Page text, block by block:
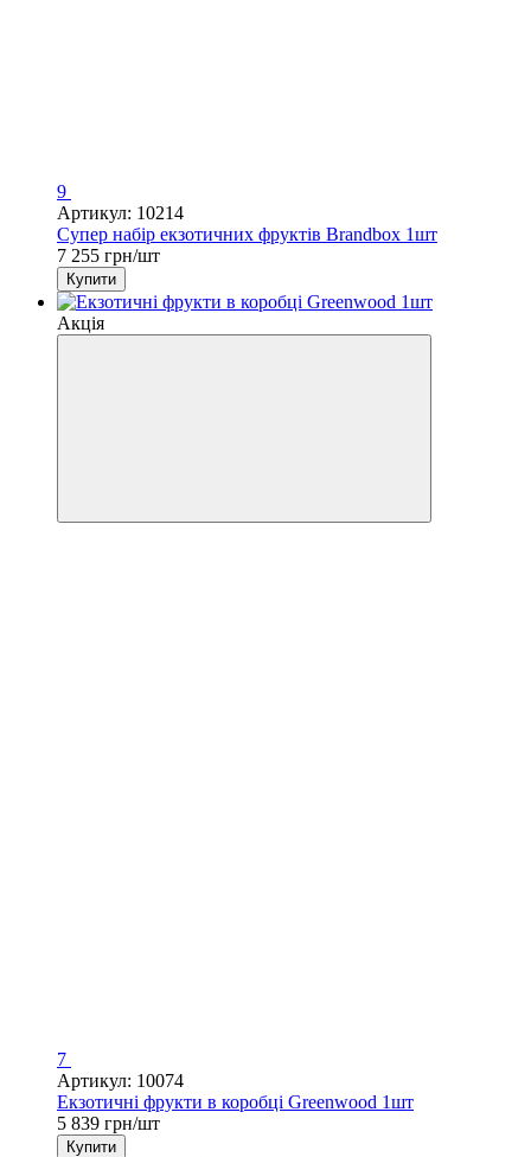
9
Артикул: 10214
Супер набір екзотичних фруктів Brandbox 1шт
7 255 грн/шт
Купити
Акція
7
Артикул: 10074
Екзотичні фрукти в коробці Greenwood 1шт
5 839 грн/шт
Купити